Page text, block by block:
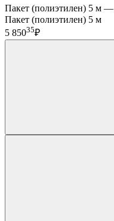
Пакет (полиэтилен) 5 м —
Пакет (полиэтилен) 5 м
5 85035₽